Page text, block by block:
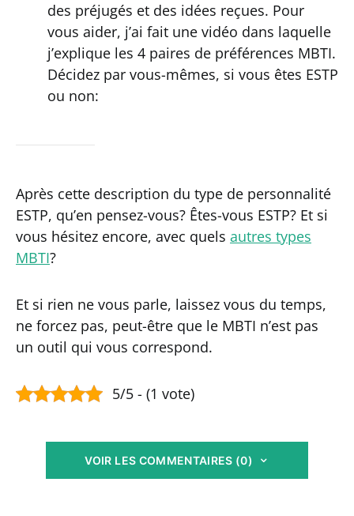
des préjugés et des idées reçues. Pour
vous aider, j’ai fait une vidéo dans laquelle
j’explique les 4 paires de préférences MBTI.
Décidez par vous-mêmes, si vous êtes ESTP
ou non:
Après cette description du type de personnalité
ESTP, qu’en pensez-vous? Êtes-vous ESTP? Et si
vous hésitez encore, avec quels autres types
MBTI?
Et si rien ne vous parle, laissez vous du temps,
ne forcez pas, peut-être que le MBTI n’est pas
un outil qui vous correspond.
5/5 - (1 vote)
VOIR LES COMMENTAIRES (0)